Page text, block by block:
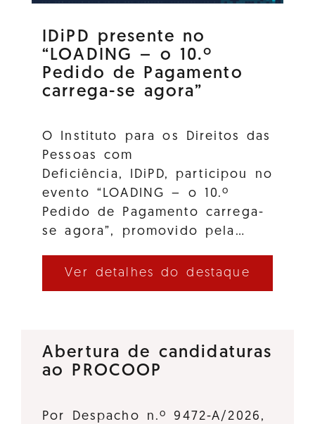
IDiPD presente no
“LOADING – o 10.º
Pedido de Pagamento
carrega-se agora”
O Instituto para os Direitos das
Pessoas com
Deficiência, IDiPD, participou no
evento “LOADING – o 10.º
Pedido de Pagamento carrega-
se agora”, promovido pela…
Ver detalhes do destaque
Abertura de candidaturas
ao PROCOOP
Por Despacho n.º 9472-A/2026,